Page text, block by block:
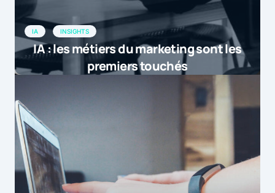
IA INSIGHTS
IA : les métiers du marketing sont les
premiers touchés